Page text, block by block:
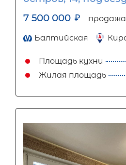
7 500 000 ₽ продажа
Балтийская
Площадь кухни
Жилая площадь